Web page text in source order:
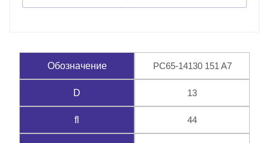
Обозначение PC65-14130 151 A7
D 13
fl 44